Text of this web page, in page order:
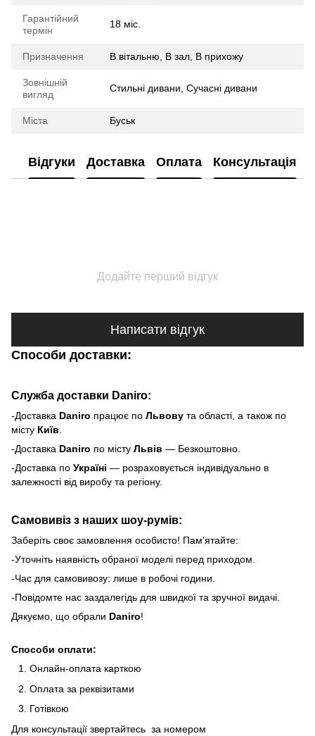
Гарантійний
термін
18 міс.
Призначення В вітальню, В зал, В прихожу
Зовнішній
вигляд
Стильні дивани, Сучасні дивани
Міста Буськ
Відгуки Доставка Оплата Консультація
Додайте перший відгук
Написати відгук
Способи доставки:
Служба доставки Daniro:
-Доставка Daniro працює по Львову та області, а також по
місту Київ.
-Доставка Daniro по місту Львів — Безкоштовно.
-Доставка по Україні — розраховується індивідуально в
залежності від виробу та регіону.
Самовивіз з наших шоу-румів:
Заберіть своє замовлення особисто! Пам'ятайте:
-Уточніть наявність обраної моделі перед приходом.
-Час для самовивозу: лише в робочі години.
-Повідомте нас заздалегідь для швидкої та зручної видачі.
Дякуємо, що обрали Daniro!
Способи оплати:
Онлайн-оплата карткою
Оплата за реквізитами
Готівкою
Для консультації звертайтесь за номером